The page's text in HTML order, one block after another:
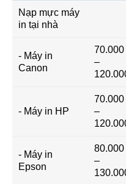
Nạp mực máy
in tại nhà
- Máy in
Canon
70.000
–
- Máy in HP
70.000
–
- Máy in
Epson
80.000
–